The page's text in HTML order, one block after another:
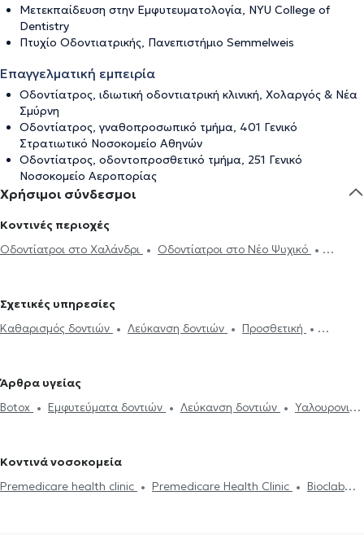
Μετεκπαίδευση στην Εμφυτευματολογία, ΝΥU College of
Dentistry
Πτυχίο Οδοντιατρικής, Πανεπιστήμιο Semmelweis
Επαγγελματική εμπειρία
Οδοντίατρος, ιδιωτική οδοντιατρική κλινική, Χολαργός & Νέα
Σμύρνη
Οδοντίατρος, γναθοπροσωπικό τμήμα, 401 Γενικό
Στρατιωτικό Νοσοκομείο Αθηνών
Οδοντίατρος, οδοντοπροσθετικό τμήμα, 251 Γενικό
Νοσοκομείο Αεροπορίας
Χρήσιμοι σύνδεσμοι
Κοντινές περιοχές
Οδοντίατροι στο Χαλάνδρι
Οδοντίατροι στο Νέο Ψυχικό
Οδοντίατροι στους Αμπελόκηπους
Οδοντίατροι στου Γουδή
Οδοντίατροι στου Ζωγράφου
Οδοντίατροι στο Μαρούσι
Οδοντίατροι στα Ιλίσια
Οδοντίατροι στου Γκύζη
Οδοντίατροι
Σχετικές υπηρεσίες
Καθαρισμός δοντιών
Λεύκανση δοντιών
Προσθετική
Απονεύρωση
στοματίτιδα
Υαλουρονικό Οξύ - Fillers Όψεις ρητίνης
Όψεις
σιδεράκια
Αισθητική οδοντιατρική
Άρθρα υγείας
Botox
Εμφυτεύματα δοντιών Λεύκανση δοντιών
Υαλουρονικό
Κοντινά νοσοκομεία
Premedicare health clinic
Premedicare Health Clinic
Bioclab